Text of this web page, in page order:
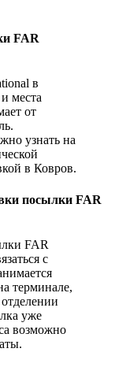
FAR
в
места
от
узнать на
в Ковров.
посылки FAR
FAR
с
терминале,
уже
возможно